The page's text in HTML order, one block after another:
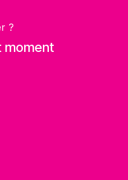
?
moment